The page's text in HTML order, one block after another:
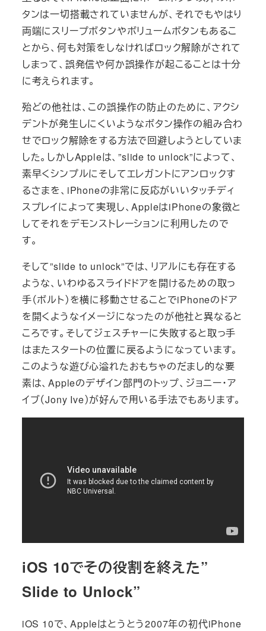
タンは一切搭載されていませんが、それでもやはり
両端にスリープボタンやボリュームボタンもあるこ
とから、何も対策をしなければロック解除がされて
しまって、誤発信や何か誤操作が起こることは十分
に考えられます。
殆どの他社は、この誤操作の防止のために、アクシ
デントが発生しにくいようなボタン操作の組み合わ
せでロック解除をする方法で回避しようとしていま
した。しかしAppleは、”slide to unlock”によって、
素早くシンプルにそしてエレガントにアンロックす
るさまを、iPhoneの非常に反応がいいタッチディ
スプレイによって実現し、AppleはiPhoneの象徴と
してそれをデモンストレーションに利用したので
す。
そして”slide to unlock”では、リアルにも存在する
ような、いわゆるスライドドアを開けるための取っ
手（ボルト）を横に移動させることでiPhoneのドア
を開くようなイメージになったのが他社と異なると
ころです。そしてジェスチャーに失敗すると取っ手
はまたスタートの位置に戻るようになっています。
このような遊び心溢れたおもちゃのだまし的な要
素は、Appleのデザイン部門のトップ、ジョニー・ア
イブ（Jony Ive）が好んで用いる手法でもあります。
iOS 10でその役割を終えた”
Slide to Unlock”
iOS 10で、Appleはとうとう2007年の初代iPhone